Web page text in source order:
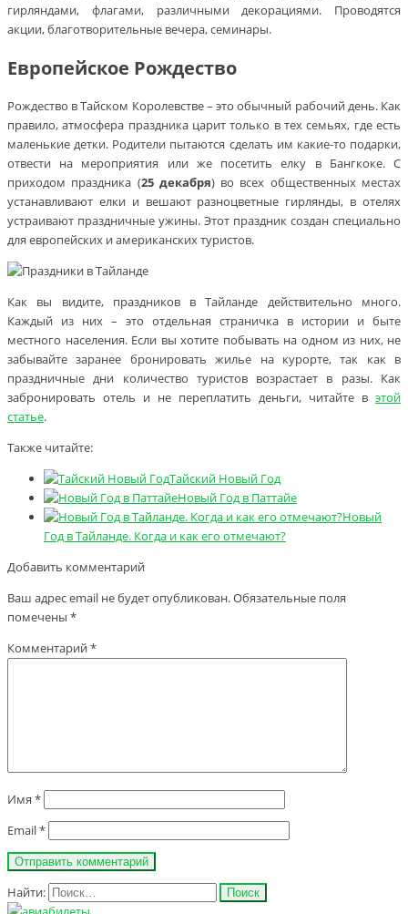
гирляндами, флагами, различными декорациями. Проводятся
акции, благотворительные вечера, семинары.
Европейское Рождество
Рождество в Тайском Королевстве – это обычный рабочий день. Как
правило, атмосфера праздника царит только в тех семьях, где есть
маленькие детки. Родители пытаются сделать им какие-то подарки,
отвести на мероприятия или же посетить елку в Бангкоке. С
приходом праздника (25 декабря) во всех общественных местах
устанавливают елки и вешают разноцветные гирлянды, в отелях
устраивают праздничные ужины. Этот праздник создан специально
для европейских и американских туристов.
Как вы видите, праздников в Тайланде действительно много.
Каждый из них – это отдельная страничка в истории и быте
местного населения. Если вы хотите побывать на одном из них, не
забывайте заранее бронировать жилье на курорте, так как в
праздничные дни количество туристов возрастает в разы. Как
забронировать отель и не переплатить деньги, читайте в этой
статье.
Также читайте:
Тайский Новый Год
Новый Год в Паттайе
Новый
Год в Тайланде. Когда и как его отмечают?
Добавить комментарий
Ваш адрес email не будет опубликован.Обязательные поля
помечены *
Комментарий*
Имя *
Email*
Найти: